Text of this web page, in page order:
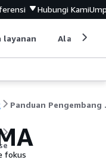
Hubungi Kami
layanan Alat
fokus